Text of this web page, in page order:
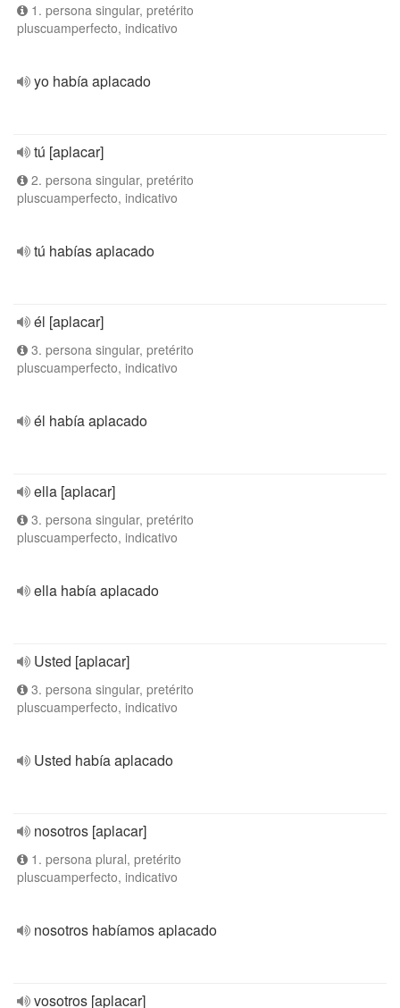
1. persona singular, pretérito
pluscuamperfecto, indicativo
yo había aplacado
tú [aplacar]
2. persona singular, pretérito
pluscuamperfecto, indicativo
tú habías aplacado
él [aplacar]
3. persona singular, pretérito
pluscuamperfecto, indicativo
él había aplacado
ella [aplacar]
3. persona singular, pretérito
pluscuamperfecto, indicativo
ella había aplacado
Usted [aplacar]
3. persona singular, pretérito
pluscuamperfecto, indicativo
Usted había aplacado
nosotros [aplacar]
1. persona plural, pretérito
pluscuamperfecto, indicativo
nosotros habíamos aplacado
vosotros [aplacar]